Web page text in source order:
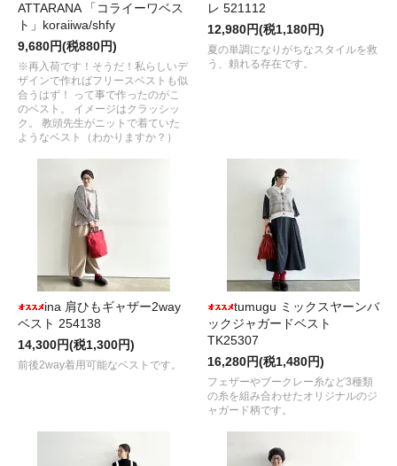
ATTARANA 「コライーワベス
ト」koraiiwa/shfy
9,680円(税880円)
※再入荷です！そうだ！私らしいデ
ザインで作ればフリースベストも似
合うはず！ って事で作ったのがこ
のベスト。 イメージはクラッシッ
ク。 教頭先生がニットで着ていた
ようなベスト（わかりますか？）
レ 521112
12,980円(税1,180円)
夏の単調になりがちなスタイルを救
う、頼れる存在です。
ina 肩ひもギャザー2way
ベスト 254138
14,300円(税1,300円)
前後2way着用可能なベストです。
tumugu ミックスヤーンバ
ックジャガードベスト
TK25307
16,280円(税1,480円)
フェザーやブークレー糸など3種類
の糸を組み合わせたオリジナルのジ
ャガード柄です。